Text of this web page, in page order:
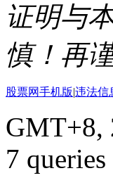
证明与
慎！再
股票网手机版|违法信
GMT+8,
7 queries